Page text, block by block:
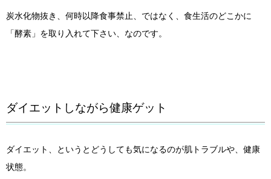
炭水化物抜き、何時以降食事禁止、ではなく、食生活のどこかに
「酵素」を取り入れて下さい、なのです。
ダイエットしながら健康ゲット
ダイエット、というとどうしても気になるのが肌トラブルや、健康
状態。